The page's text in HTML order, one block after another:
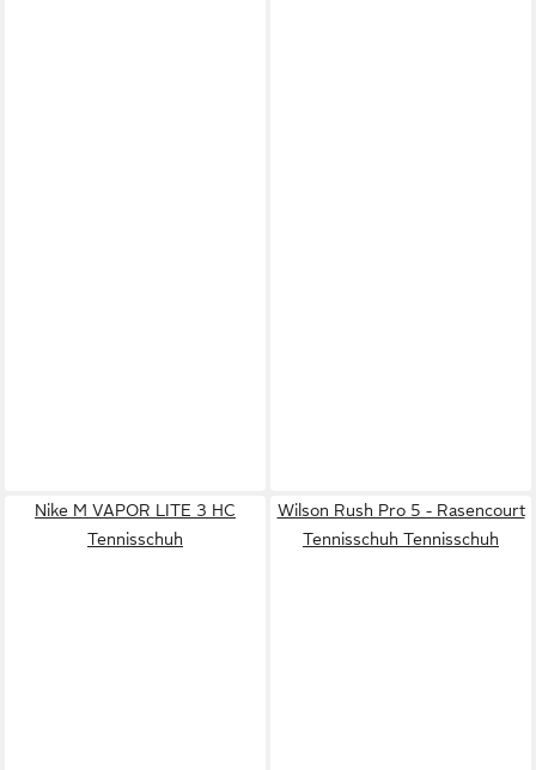
Nike M VAPOR LITE 3 HC
Tennisschuh
Wilson Rush Pro 5 - Rasencourt
Tennisschuh Tennisschuh